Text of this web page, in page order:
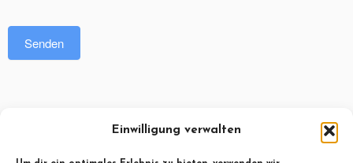
Einwilligung verwalten
Senden
Sie haben noch Fragen? Rufen Sie uns einfach an: